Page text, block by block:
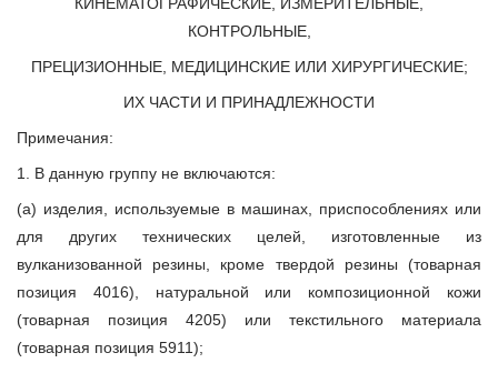
КОНТРОЛЬНЫЕ,
ПРЕЦИЗИОННЫЕ, МЕДИЦИНСКИЕ ИЛИ ХИРУРГИЧЕСКИЕ;
ИХ ЧАСТИ И ПРИНАДЛЕЖНОСТИ
Примечания:
1. В данную группу не включаются:
(а) изделия, используемые в машинах, приспособлениях или
для других технических целей, изготовленные из
вулканизованной резины, кроме твердой резины (товарная
позиция 4016), натуральной или композиционной кожи
(товарная позиция 4205) или текстильного материала
(товарная позиция 5911);